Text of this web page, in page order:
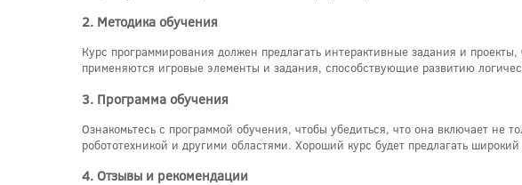
2. Методика обучения
Курс программирования должен предлагать интерактивные задания и
применяются игровые элементы и задания, способствующие развитию
3. Программа обучения
Ознакомьтесь с программой обучения, чтобы убедиться, что она включает не
робототехникой и другими областями. Хороший курс будет предлагать
4. Отзывы и рекомендации